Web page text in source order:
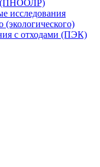
(ПНООЛР)
исследования
(экологического)
с отходами (ПЭК)